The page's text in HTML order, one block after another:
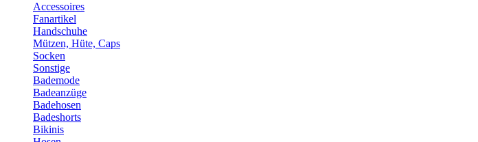
Accessoires
Fanartikel
Handschuhe
Mützen, Hüte, Caps
Socken
Sonstige
Bademode
Badeanzüge
Badehosen
Badeshorts
Bikinis